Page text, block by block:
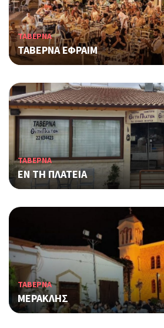
ΤΑΒΕΡΝΑ
ΤΑΒΕΡΝΑ ΕΦΡΑΙΜ
ΤΑΒΕΡΝΑ
ΕΝ ΤΗ ΠΛΑΤΕΙΑ
ΤΑΒΕΡΝΑ
ΜΕΡΑΚΛΗΣ